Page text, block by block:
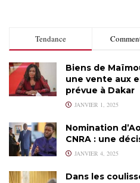
Tendance
Biens de
une vente aux
prévue à Dakar
JANVIER 1, 2025
Nomination
CNRA : une
JANVIER 4, 2025
Dans les